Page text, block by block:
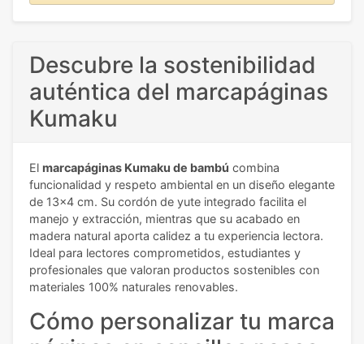
Descubre la sostenibilidad
auténtica del marcapáginas
Kumaku
El marcapáginas Kumaku de bambú combina
funcionalidad y respeto ambiental en un diseño elegante
de 13x4 cm. Su cordón de yute integrado facilita el
manejo y extracción, mientras que su acabado en
madera natural aporta calidez a tu experiencia lectora.
Ideal para lectores comprometidos, estudiantes y
profesionales que valoran productos sostenibles con
materiales 100% naturales renovables.
Cómo personalizar tu marca